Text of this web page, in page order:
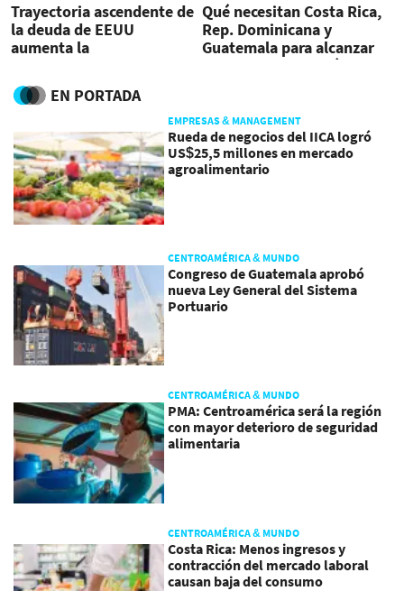
Trayectoria ascendente de
la deuda de EEUU
aumenta la
Fitch
Qué necesitan Costa Rica,
Rep. Dominicana y
Guatemala para alcanzar
el grado de inversión
EN PORTADA
EMPRESAS & MANAGEMENT
Rueda de negocios del IICA logró
US$25,5 millones en mercado
agroalimentario
CENTROAMÉRICA & MUNDO
Congreso de Guatemala aprobó
nueva Ley General del Sistema
Portuario
CENTROAMÉRICA & MUNDO
PMA: Centroamérica será la región
con mayor deterioro de seguridad
alimentaria
CENTROAMÉRICA & MUNDO
Costa Rica: Menos ingresos y
contracción del mercado laboral
causan baja del consumo